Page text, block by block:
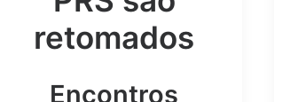
retomados
Encontros